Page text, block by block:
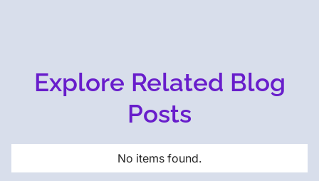
Explore Related Blog
Posts
No items found.